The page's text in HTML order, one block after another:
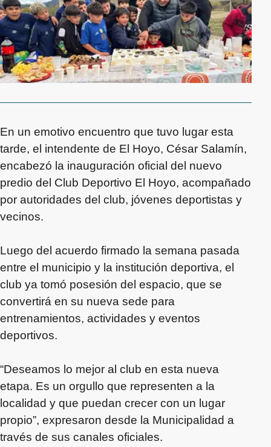
En un emotivo encuentro que tuvo lugar esta
tarde, el intendente de El Hoyo, César Salamín,
encabezó la inauguración oficial del nuevo
predio del Club Deportivo El Hoyo, acompañado
por autoridades del club, jóvenes deportistas y
vecinos.
Luego del acuerdo firmado la semana pasada
entre el municipio y la institución deportiva, el
club ya tomó posesión del espacio, que se
convertirá en su nueva sede para
entrenamientos, actividades y eventos
deportivos.
“Deseamos lo mejor al club en esta nueva
etapa. Es un orgullo que representen a la
localidad y que puedan crecer con un lugar
propio”, expresaron desde la Municipalidad a
través de sus canales oficiales.